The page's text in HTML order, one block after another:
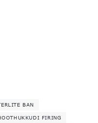
BAN
FIRING